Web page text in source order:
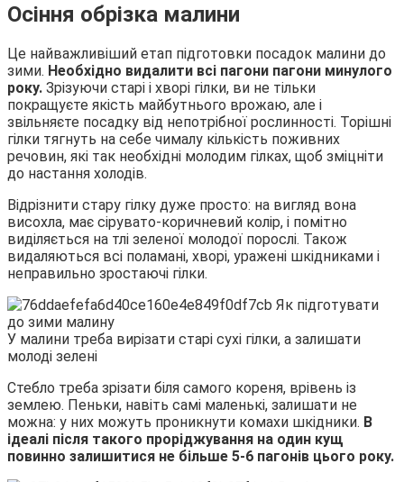
Осіння обрізка малини
Це найважливіший етап підготовки посадок малини до
зими. Необхідно видалити всі пагони пагони минулого
року. Зрізуючи старі і хворі гілки, ви не тільки
покращуєте якість майбутнього врожаю, але і
звільняєте посадку від непотрібної рослинності. Торішні
гілки тягнуть на себе чималу кількість поживних
речовин, які так необхідні молодим гілках, щоб зміцніти
до настання холодів.
Відрізнити стару гілку дуже просто: на вигляд вона
висохла, має сірувато-коричневий колір, і помітно
виділяється на тлі зеленої молодої порослі. Також
видаляються всі поламані, хворі, уражені шкідниками і
неправильно зростаючі гілки.
У малини треба вирізати старі сухі гілки, а залишати
молоді зелені
Стебло треба зрізати біля самого кореня, врівень із
землею. Пеньки, навіть самі маленькі, залишати не
можна: у них можуть проникнути комахи шкідники. В
ідеалі після такого проріджування на один кущ
повинно залишитися не більше 5-6 пагонів цього року.